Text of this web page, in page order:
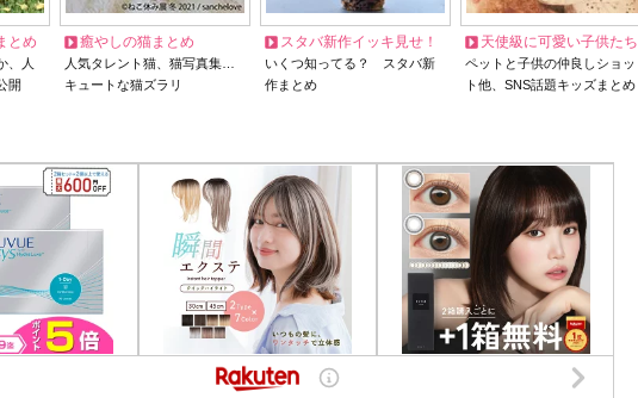
とめ
、人
開
癒やしの猫まとめ
人気タレント猫、猫写真集…
キュートな猫ズラリ
スタバ新作イッキ見せ！
いくつ知ってる？ スタバ新
作まとめ
天使級に可愛い子供たち
ペットと子供の仲良しショッ
ト他、SNS話題キッズまとめ